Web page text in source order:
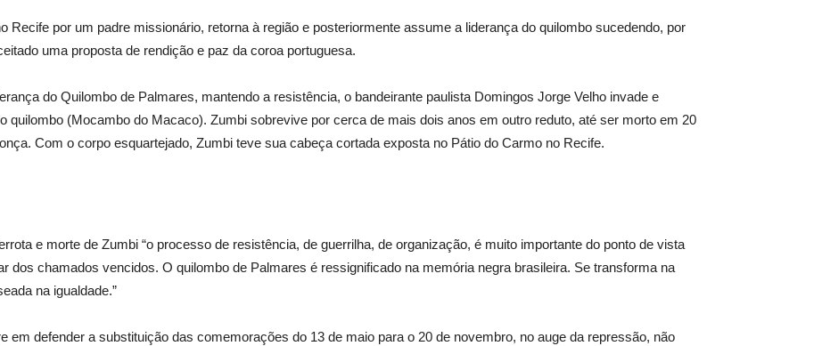
Recife por um padre missionário, retorna à região e posteriormente assume a liderança do quilombo sucedendo, por
uma proposta de rendição e paz da coroa portuguesa.
do Quilombo de Palmares, mantendo a resistência, o bandeirante paulista Domingos Jorge Velho invade e
quilombo (Mocambo do Macaco). Zumbi sobrevive por cerca de mais dois anos em outro reduto, até ser morto em 20
Com o corpo esquartejado, Zumbi teve sua cabeça cortada exposta no Pátio do Carmo no Recife.
e morte de Zumbi “o processo de resistência, de guerrilha, de organização, é muito importante do ponto de vista
dos chamados vencidos. O quilombo de Palmares é ressignificado na memória negra brasileira. Se transforma na
na igualdade.”
em defender a substituição das comemorações do 13 de maio para o 20 de novembro, no auge da repressão, não